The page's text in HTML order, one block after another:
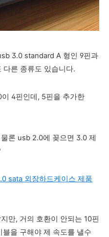
3.0 standard A 형인 9핀과
다른 종류도 있습니다.
4핀인데, 5핀을 추가한
론 usb 2.0에 꽂으면 3.0 제
sata 외장하드케이스 제품
만, 거의 호환이 안되는 10핀
을 구해야 제 속도를 낼수